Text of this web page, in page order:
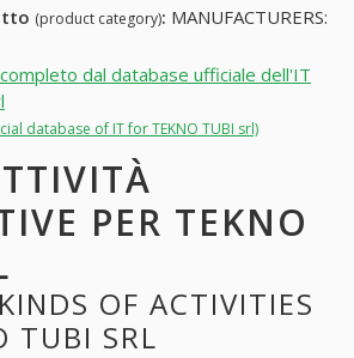
(product category): MANUFACTURERS:
dal database ufficiale dell'IT
database of IT for TEKNO TUBI srl)
PER TEKNO
OF ACTIVITIES
TUBI SRL